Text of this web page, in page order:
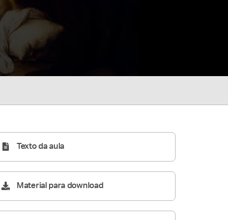
Texto da aula
Material para download